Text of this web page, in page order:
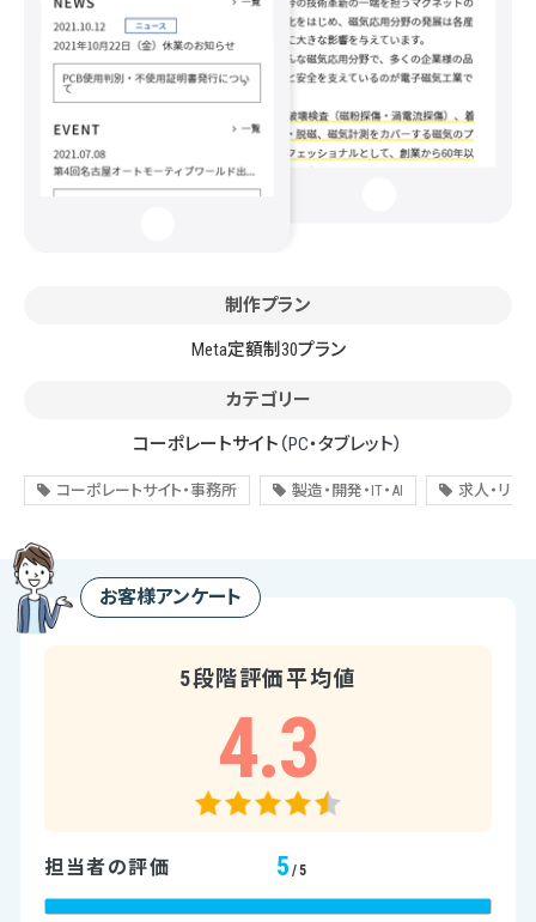
制作プラン
Meta定額制30プラン
カテゴリー
コーポレートサイト （PC・タブレット）
コーポレートサイト・事務所 製造・開発・IT・AI 求人・リク
お客様アンケート
5段階評価平均値
4.3
担当者の評価 5 /5